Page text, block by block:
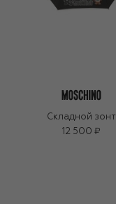
Складной зонт
12 500 ₽